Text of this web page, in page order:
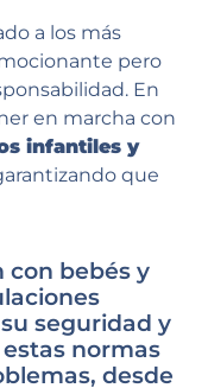
a los más
pero
En
en marcha con
infantiles y
que
con bebés y
seguridad y
normas
desde